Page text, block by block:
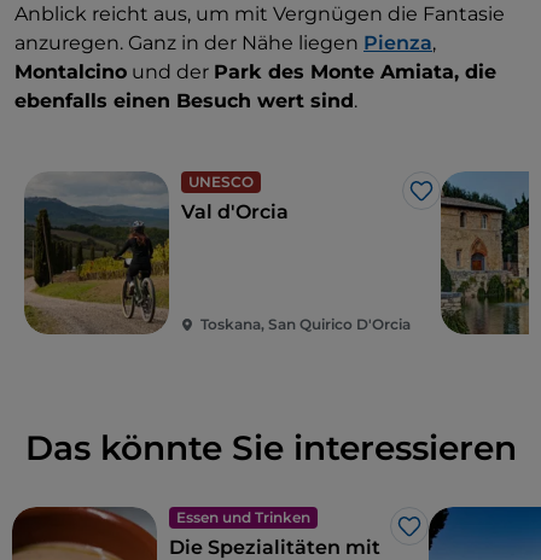
Anblick reicht aus, um mit Vergnügen die Fantasie
anzuregen. Ganz in der Nähe liegen Pienza,
Montalcino und der Park des Monte Amiata, die
ebenfalls einen Besuch wert sind.
UNESCO
Like
Val d'Orcia
Toskana, San Quirico D'Orcia
Das könnte Sie interessieren
Essen und Trinken
Like
Die Spezialitäten mit